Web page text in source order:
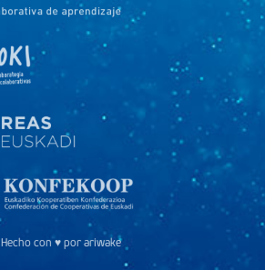
Hecho con ♥ por ariwake